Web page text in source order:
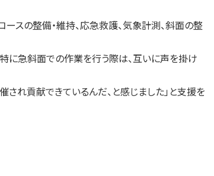
スの整備・維持、応急救護、気象計測、斜面の整
に急斜面での作業を行う際は、互いに声を掛け
れ貢献できているんだ、と感じました」と支援を